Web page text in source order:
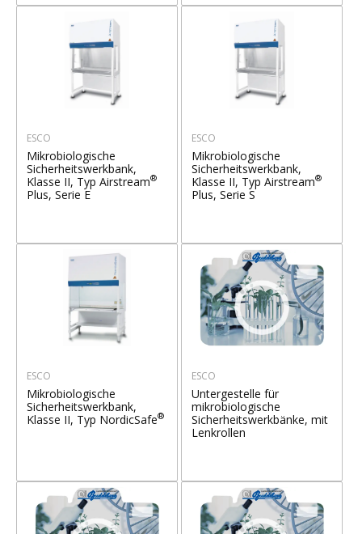
ESCO
Mikrobiologische
Sicherheitswerkbank,
Klasse II, Typ Airstream®
Plus, Serie E
ESCO
Mikrobiologische
Sicherheitswerkbank,
Klasse II, Typ Airstream®
Plus, Serie S
ESCO
Mikrobiologische
Sicherheitswerkbank,
Klasse II, Typ NordicSafe®
ESCO
Untergestelle für
mikrobiologische
Sicherheitswerkbänke, mit
Lenkrollen